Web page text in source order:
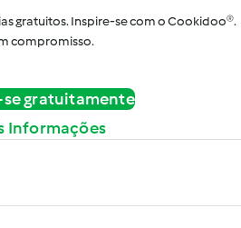
gratuitos. Inspire-se com o Cookidoo®.
compromisso.
se gratuitamente
Informações